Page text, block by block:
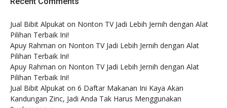
Jual Bibit Alpukat on Nonton TV Jadi Lebih Jernih dengan Alat
Pilihan Terbaik Ini!
Apuy Rahman on Nonton TV Jadi Lebih Jernih dengan Alat
Pilihan Terbaik Ini!
Apuy Rahman on Nonton TV Jadi Lebih Jernih dengan Alat
Pilihan Terbaik Ini!
Jual Bibit Alpukat on 6 Daftar Makanan Ini Kaya Akan
Kandungan Zinc, Jadi Anda Tak Harus Menggunakan